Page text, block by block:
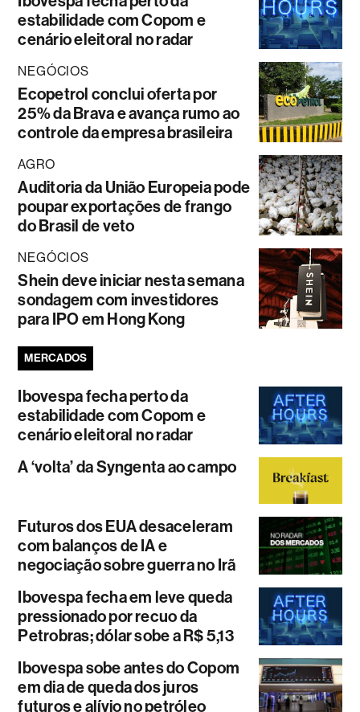
estabilidade com Copom e
cenário eleitoral no radar
NEGÓCIOS
Ecopetrol conclui oferta por
25% da Brava e avança rumo ao
controle da empresa brasileira
AGRO
Auditoria da União Europeia pode
poupar exportações de frango
do Brasil de veto
NEGÓCIOS
Shein deve iniciar nesta semana
sondagem com investidores
para IPO em Hong Kong
MERCADOS
Ibovespa fecha perto da
estabilidade com Copom e
cenário eleitoral no radar
A ‘volta’ da Syngenta ao campo
Futuros dos EUA desaceleram
com balanços de IA e
negociação sobre guerra no Irã
Ibovespa fecha em leve queda
pressionado por recuo da
Petrobras; dólar sobe a R$ 5,13
Ibovespa sobe antes do Copom
em dia de queda dos juros
futuros e alívio no petróleo